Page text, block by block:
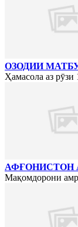
ОЗОДИИ
Ҳамасола аз
АФҒОНИСТОН
Мақомдорони